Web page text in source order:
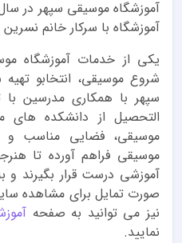
آموزشگاه با سرکار خانم
یکی از خدمات آموزشگاه
شروع موسیقی، انتخابو
سپهر با همکاری مدرسین
التحصیل از دانشکده
موسیقی، فضایی مناسب و
موسیقی فراهم آورده تا
آموزشی درست قرار بگیرند
صورت تمایل برای مشاهده
نیز می توانید به صفحه
نمایید.